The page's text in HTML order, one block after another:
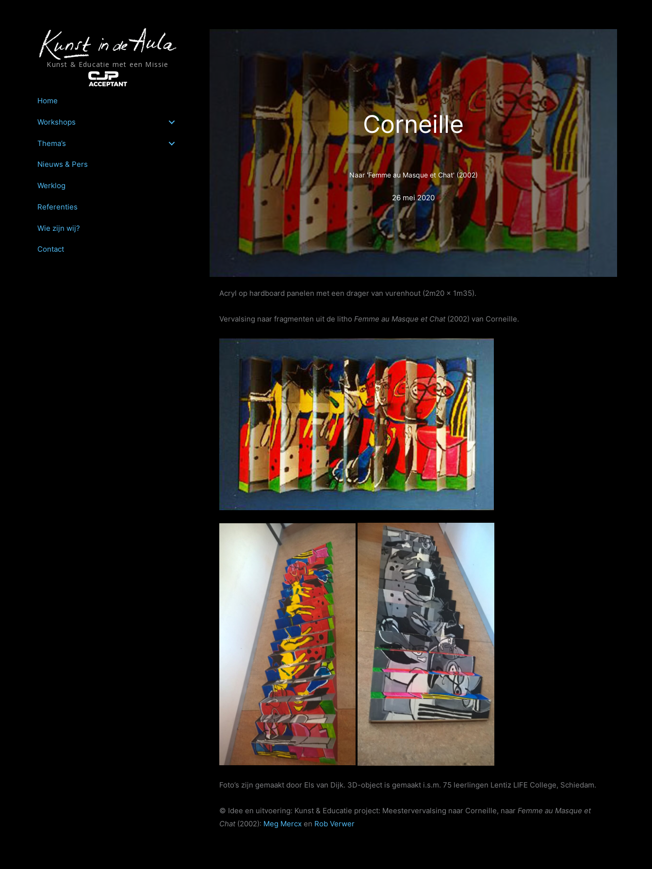
Kunst & Educatie met een Missie
Home
Workshops
Thema’s
Nieuws & Pers
Werklog
Referenties
Wie zijn wij?
Contact
Corneille
Naar 'Femme au Masque et Chat' (2002)
26 mei 2020
Acryl op hardboard panelen met een drager van vurenhout (2m20 x 1m35).
Vervalsing naar fragmenten uit de litho Femme au Masque et Chat(2002) van Corneille.
Foto’s zijn gemaakt door Els van Dijk. 3D-object is gemaakt i.s.m. 75 leerlingen Lentiz LIFE College, Schiedam.
© Idee en uitvoering: Kunst & Educatie project: Meestervervalsing naar Corneille, naar Femme au Masque et
Chat(2002): Meg Mercx en Rob Verwer